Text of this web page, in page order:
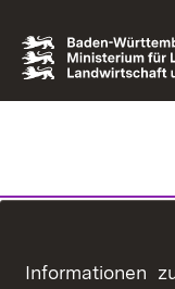
Informationen